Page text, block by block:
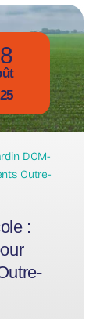
DOM-
Outre-
: